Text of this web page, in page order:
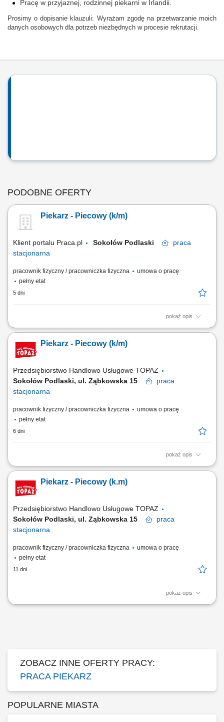
Pracę w przyjaznej, rodzinnej piekarni w Irlandii.
Prosimy o dopisanie klauzuli: Wyrażam zgodę na przetwarzanie moich
danych osobowych dla potrzeb niezbędnych w procesie rekrutacji.
PODOBNE OFERTY
Piekarz - Piecowy (k/m)
Klient portalu Praca.pl Sokołów Podlaski
praca
stacjonarna
pracownik fizyczny / pracowniczka fizyczna
umowa o pracę
pełny etat
5 dni
pokaż opis
Przygotowywanie i wypiek chleba, bułek oraz innych wyrobów
produkcyjnym. Kontrola jakości produktów i dbanie o zgodność z
normami. Przygotowanie składników do dalszej produkcji oraz
Piekarz - Piecowy (k/m)
Przedsiębiorstwo Handlowo Usługowe TOPAZ
Sokołów Podlaski, ul. Ząbkowska 15
praca
stacjonarna
pracownik fizyczny / pracowniczka fizyczna
umowa o pracę
pełny etat
6 dni
pokaż opis
Twoje główne zadania: produkcja i pieczenie chlebów, bułek oraz
i urządzeń piekarniczych dbałość o wysoką jakość produktów
przygotowywanie surowca na następną zmianę/dzień współpraca z
Piekarz - Piecowy (k.m)
Przedsiębiorstwo Handlowo Usługowe TOPAZ
Sokołów Podlaski, ul. Ząbkowska 15
praca
stacjonarna
pracownik fizyczny / pracowniczka fizyczna
umowa o pracę
pełny etat
11 dni
pokaż opis
Zadania: Produkcja i pieczenie chlebów, bułek oraz innych wyrobów
ZOBACZ INNE OFERTY PRACY:
PRACA PIEKARZ
POPULARNE MIASTA